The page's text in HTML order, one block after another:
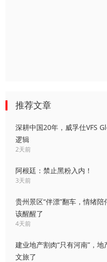
推荐文章
深耕中国20年，威孚仕VFS
逻辑
2天前
阿根廷：禁止黑粉入内！
3天前
贵州景区“伴漂”翻车，情绪
该醒醒了
4天前
建业地产割肉“只有河南”，
文旅了